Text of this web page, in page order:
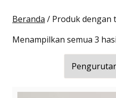
Beranda / Produk dengan
Menampilkan semua 3